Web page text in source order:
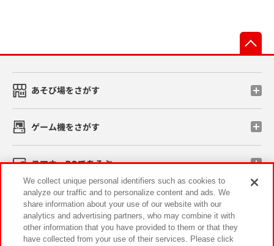
あそび場をさがす
ゲーム機をさがす
スマホ・PCであそぶ
イベント・キャンペーン
We collect unique personal identifiers such as cookies to
analyze our traffic and to personalize content and ads. We
share information about your use of our website with our
analytics and advertising partners, who may combine it with
other information that you have provided to them or that they
have collected from your use of their services. Please click